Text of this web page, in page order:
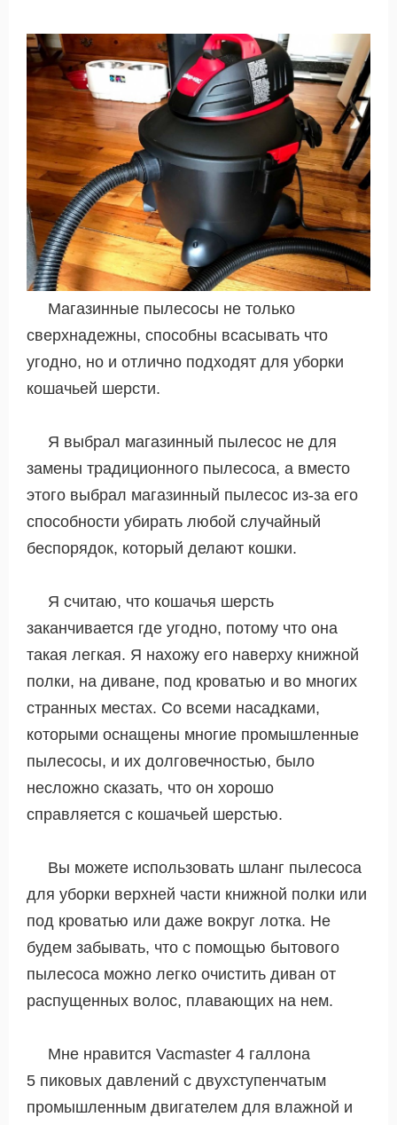
Магазинные пылесосы не только
сверхнадежны, способны всасывать что
угодно, но и отлично подходят для уборки
кошачьей шерсти.
Я выбрал магазинный пылесос не для
замены традиционного пылесоса, а вместо
этого выбрал магазинный пылесос из-за его
способности убирать любой случайный
беспорядок, который делают кошки.
Я считаю, что кошачья шерсть
заканчивается где угодно, потому что она
такая легкая. Я нахожу его наверху книжной
полки, на диване, под кроватью и во многих
странных местах. Со всеми насадками,
которыми оснащены многие промышленные
пылесосы, и их долговечностью, было
несложно сказать, что он хорошо
справляется с кошачьей шерстью.
Вы можете использовать шланг пылесоса
для уборки верхней части книжной полки или
под кроватью или даже вокруг лотка. Не
будем забывать, что с помощью бытового
пылесоса можно легко очистить диван от
распущенных волос, плавающих на нем.
Мне нравится Vacmaster 4 галлона
5 пиковых давлений с двухступенчатым
промышленным двигателем для влажной и